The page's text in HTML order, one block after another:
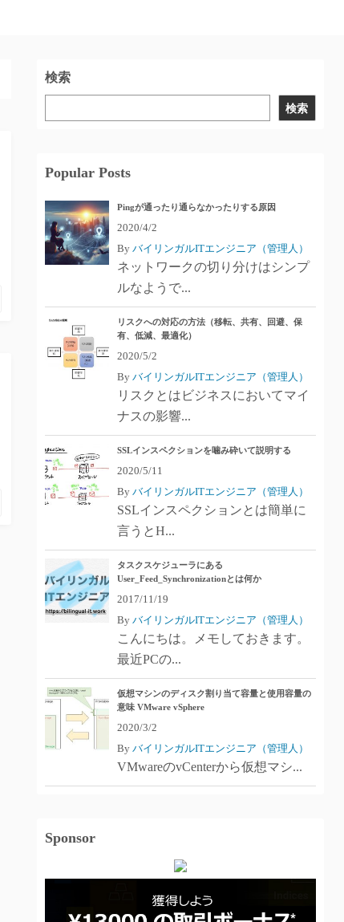
検索
検索
Popular Posts
Pingが通ったり通らなかったりする原因
2020/4/2
By バイリンガルITエンジニア（管理人）
ネットワークの切り分けはシンプ
ルなようで...
リスクへの対応の方法（移転、共有、回避、保
有、低減、最適化）
2020/5/2
By バイリンガルITエンジニア（管理人）
リスクとはビジネスにおいてマイ
ナスの影響...
SSLインスペクションを噛み砕いて説明する
2020/5/11
By バイリンガルITエンジニア（管理人）
SSLインスペクションとは簡単に
言うとH...
タスクスケジューラにある
User_Feed_Synchronizationとは何か
2017/11/19
By バイリンガルITエンジニア（管理人）
こんにちは。メモしておきます。
最近PCの...
仮想マシンのディスク割り当て容量と使用容量の
意味 VMware vSphere
2020/3/2
By バイリンガルITエンジニア（管理人）
VMwareのvCenterから仮想マシ...
Sponsor